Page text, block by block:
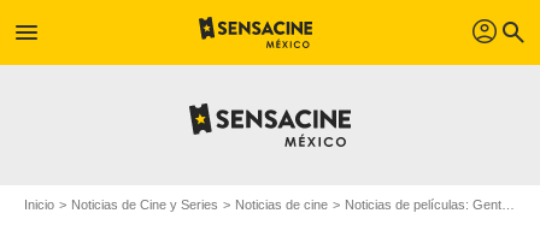
menu profil search
Inicio Noticias de Cine y Series Noticias de cine Noticias de películas: Gente